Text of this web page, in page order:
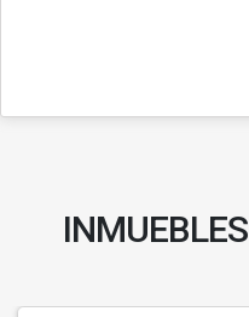
INMUEBLES